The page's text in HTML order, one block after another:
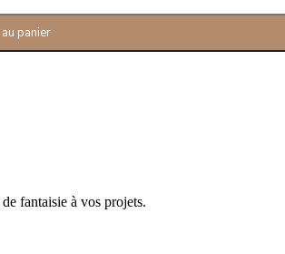
panier
fantaisie à vos projets.